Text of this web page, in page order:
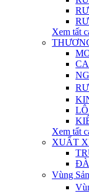
Xem tất
Xem tất
XUẤT
Vùng